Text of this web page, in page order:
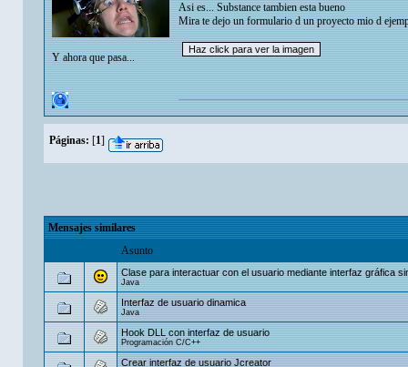
Y ahora que pasa...
Asi es... Substance tambien esta bueno
Mira te dejo un formulario d un proyecto mio d
Páginas: [1]
Mensajes similares
Asunto
Clase para interactuar con el usuario mediante interfaz gráfica
Java
Interfaz de usuario dinamica
Java
Hook DLL con interfaz de usuario
Programación C/C++
Crear interfaz de usuario Jcreator